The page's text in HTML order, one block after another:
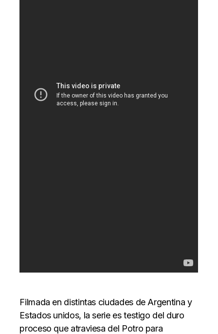
Filmada en distintas ciudades de Argentina y
Estados unidos, la serie es testigo del duro
proceso que atraviesa del Potro para